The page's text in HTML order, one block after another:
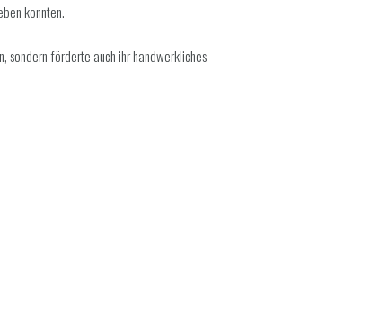
konnten.
sondern förderte auch ihr handwerkliches